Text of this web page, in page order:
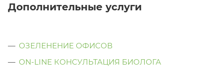
Дополнительные услуги
ОЗЕЛЕНЕНИЕ ОФИСОВ
ON-LINE КОНСУЛЬТАЦИЯ БИОЛОГА